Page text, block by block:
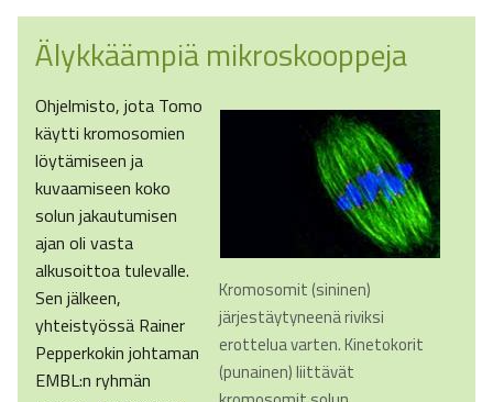
Älykkäämpiä mikroskooppeja
Kromosomit (sininen)
järjestäytyneenä riviksi
erottelua varten. Kinetokorit
(punainen) liittävät
Ohjelmisto, jota Tomo
käytti kromosomien
löytämiseen ja
kuvaamiseen koko
solun jakautumisen
ajan oli vasta
alkusoittoa tulevalle.
Sen jälkeen,
yhteistyössä Rainer
Pepperkokin johtaman
EMBL:n ryhmän